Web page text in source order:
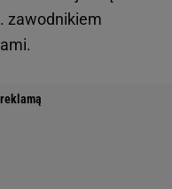
zawodnikiem